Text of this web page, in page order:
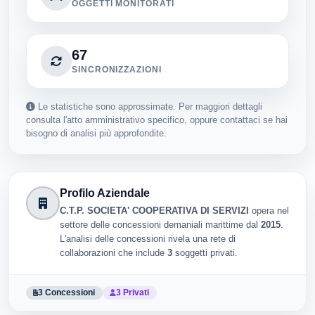
OGGETTI MONITORATI
67
SINCRONIZZAZIONI
Le statistiche sono approssimate. Per maggiori dettagli
consulta l'atto amministrativo specifico, oppure contattaci se hai
bisogno di analisi più approfondite.
Profilo Aziendale
C.T.P. SOCIETA' COOPERATIVA DI SERVIZI opera nel
settore delle concessioni demaniali marittime dal 2015.
L'analisi delle concessioni rivela una rete di
collaborazioni che include 3 soggetti privati.
3 Concessioni 3 Privati